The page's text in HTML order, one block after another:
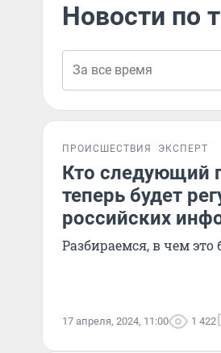
Новости по
ПРОИСШЕСТВИЯ ЭКСПЕРТ
Кто следующий
теперь будет
российских
Разбираемся, в чем
17 апреля, 2024, 11:00 1 422